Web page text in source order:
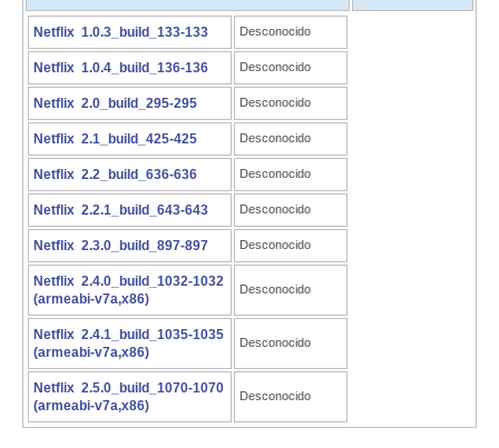
Netflix 1.0.3_build_133-133 Desconocido
Netflix 1.0.4_build_136-136 Desconocido
Netflix 2.0_build_295-295 Desconocido
Netflix 2.1_build_425-425 Desconocido
Netflix 2.2_build_636-636 Desconocido
Netflix 2.2.1_build_643-643 Desconocido
Netflix 2.3.0_build_897-897 Desconocido
Netflix 2.4.0_build_1032-1032
(armeabi-v7a,x86)
Desconocido
Netflix 2.4.1_build_1035-1035
(armeabi-v7a,x86)
Desconocido
Netflix 2.5.0_build_1070-1070
(armeabi-v7a,x86)
Desconocido